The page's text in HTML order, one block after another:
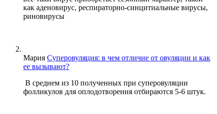
как аденовирус, респираторно-синцитиальные вирусы,
риновирусы
Мария Суперовуляция: в чем отличие от овуляции и как
ее вызывают?
В среднем из 10 полученных при суперовуляции
фолликулов для оплодотворения отбираются 5-6 штук.